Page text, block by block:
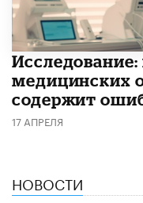
медицинских
содержит
17 АПРЕЛЯ
НОВОСТИ